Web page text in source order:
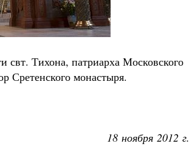
свт. Тихона, патриарха Московского
Сретенского монастыря.
18 ноября 2012 г.